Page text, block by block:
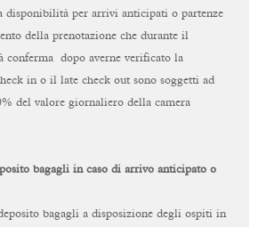
disponibilità per arrivi anticipati o partenze
della prenotazione che durante il
conferma
dopo averne verificato la
in o il late check out sono soggetti ad
del valore giornaliero della camera
bagagli in caso di arrivo anticipato o
bagagli a disposizione degli ospiti in